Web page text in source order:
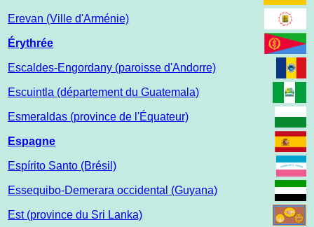
Erevan (Ville d'Arménie)
Érythrée
Escaldes-Engordany (paroisse d'Andorre)
Escuintla (département du Guatemala)
Esmeraldas (province de l'Équateur)
Espagne
Espírito Santo (Brésil)
Essequibo-Demerara occidental (Guyana)
Est (province du Sri Lanka)